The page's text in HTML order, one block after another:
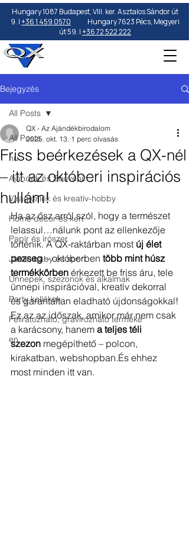
Hungary 1087 Budapest, VIII. ker. Asztalos Sándor út
9. |+36 1 459 0570 Hungary 7623 Pécs, Megyeri
út 59. |+36 72 522 222
Bejegyzés
All Posts
hu
Ajándék és Souvenír
Virágkellék és kreatív-hobby
Home decor és kert
Papír és írószer
Játék, baby és sport
Ünnepek, szezonok és alkalmak
Party kellékek
Feliratozható, gravírozható terméke
en
All Posts
Friss beérkezések a QX-nél
– itt az októberi inspirációs
hullám!
QX - Az Ajándékbirodalom
2025. okt. 13. 1 perc olvasás
Ha az ősz arról szól, hogy a természet
lelassul…nálunk pont az ellenkezője
történik. A QX-raktárban most új élet
pezseg – októberben több mint húsz
termékkörben érkezett be friss áru, tele
ünnepi inspirációval, kreatív dekorral
és garantáltan eladható újdonságokkal!
Ez az az időszak, amikor már nem csak
a karácsony, hanem a teljes téli
szezon megépíthető – polcon,
kirakatban, webshopban.És ehhez
most minden itt van.